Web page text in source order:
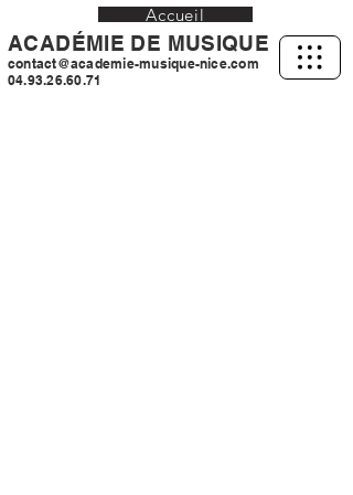
Accueil
ACADÉMIE DE MUSIQUE
contact@academie-musique-nice.com
04.93.26.60.71